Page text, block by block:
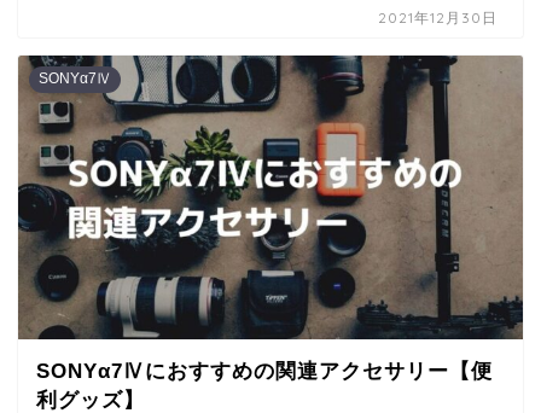
2021年12月30日
SONYα7Ⅳ
SONYα7Ⅳにおすすめの関連アクセサリー【便
利グッズ】